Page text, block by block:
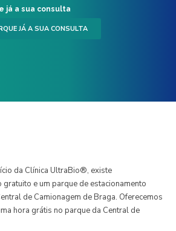
já a sua consulta
JÁ A SUA CONSULTA
da Clínica UltraBio®, existe
e um parque de estacionamento
de Camionagem de Braga. Oferecemos
hora grátis no parque da Central de